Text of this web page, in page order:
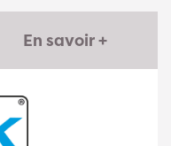
En savoir +